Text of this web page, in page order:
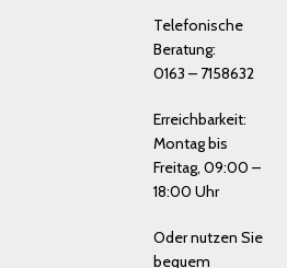
Telefonische
Beratung:
0163 – 7158632
Erreichbarkeit:
Montag bis
Freitag, 09:00 –
18:00 Uhr
Oder nutzen Sie
bequem